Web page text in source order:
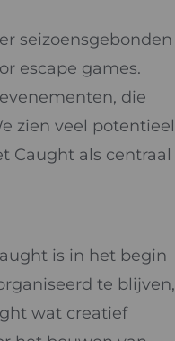
seizoensgebonden
escape games.
die
zien veel potentieel
Caught als centraal
is in het begin
te blijven,
wat creatief